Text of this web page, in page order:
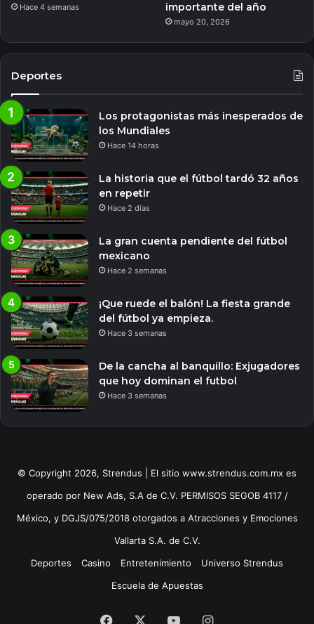
Hace 4 semanas
importante del año
mayo 20, 2026
Deportes
Los protagonistas más inesperados de
los Mundiales
Hace 14 horas
La historia que el fútbol tardó 32 años
en repetir
Hace 2 días
La gran cuenta pendiente del fútbol
mexicano
Hace 2 semanas
¡Que ruede el balón! La fiesta grande
del fútbol ya empieza.
Hace 3 semanas
De la cancha al banquillo: Exjugadores
que hoy dominan el futbol
Hace 3 semanas
© Copyright 2026, Strendus | El sitio www.strendus.com.mx es
operado por New Ads, S.A de C.V. PERMISOS SEGOB 4117 /
México, y DGJS/075/2018 otorgados a Atracciones y Emociones
Vallarta S.A. de C.V.
Deportes
Casino Entretenimiento
Universo Strendus
Escuela de Apuestas
Facebook YouTubeInstagram